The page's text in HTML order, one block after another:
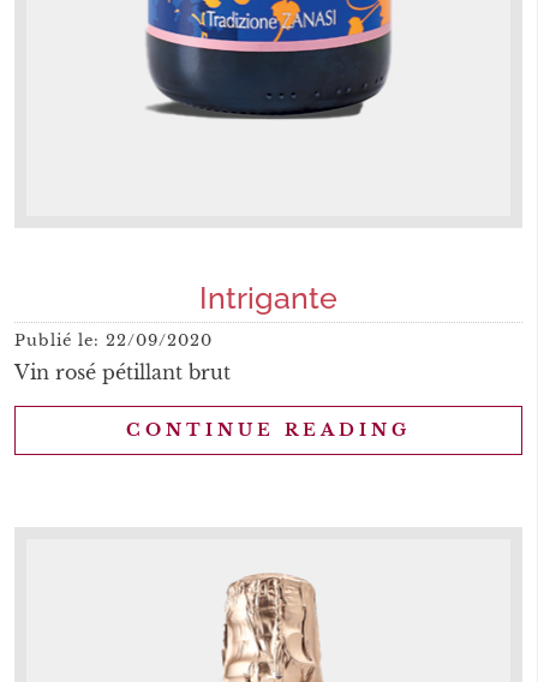
Intrigante
Publié le: 22/09/2020
Vin rosé pétillant brut
CONTINUE READING